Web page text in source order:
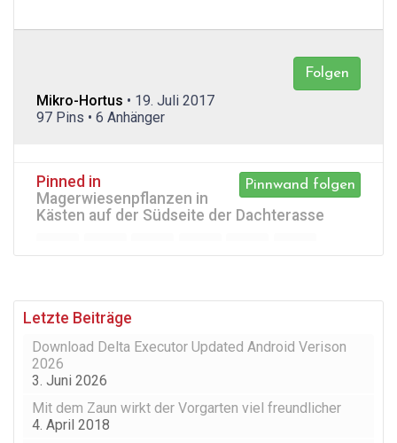
Folgen
Mikro-Hortus • 19. Juli 2017
97 Pins • 6 Anhänger
Pinnwand folgen
Pinned in
Magerwiesenpflanzen in
Kästen auf der Südseite der Dachterasse
Letzte Beiträge
Download Delta Executor Updated Android Verison
2026
3. Juni 2026
Mit dem Zaun wirkt der Vorgarten viel freundlicher
4. April 2018